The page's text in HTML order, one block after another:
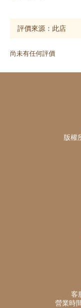
尚未有任何評價
版權
客
營業時